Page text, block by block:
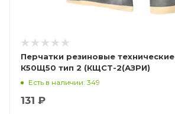
Перчатки резиновые технические "АЗРИХИМ"
К50Щ50 тип 2 (КЩСТ-2(АЗРИ)
Есть в наличии: 349
131 ₽